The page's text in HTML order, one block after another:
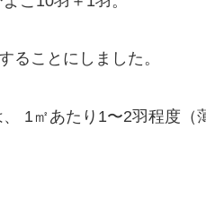
ることにしました。
1㎡あたり1〜2羽程度（